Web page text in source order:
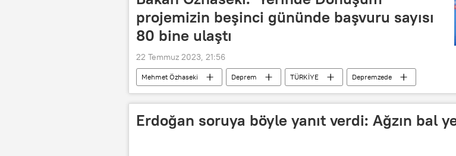
projemizin beşinci gününde başvuru sayısı
80 bine ulaştı
22 Temmuz 2023, 21:56
Mehmet Özhaseki Deprem TÜRKİYE Depremzede
Erdoğan soruya böyle yanıt verdi: Ağzın bal